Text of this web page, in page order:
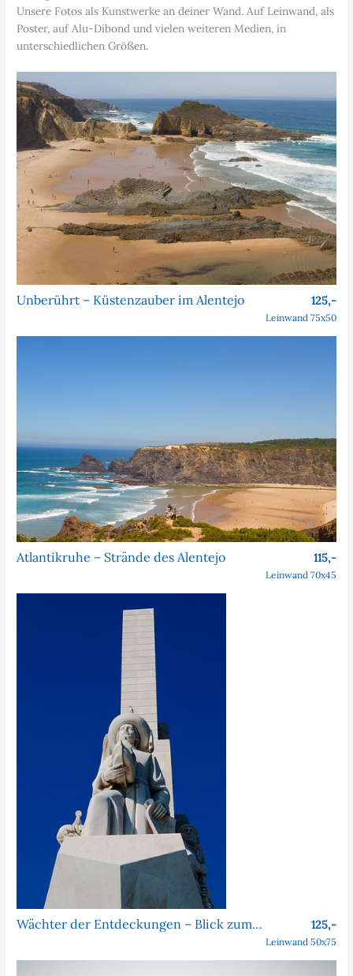
Unsere Fotos als Kunstwerke an deiner Wand. Auf Leinwand, als
Poster, auf Alu-Dibond und vielen weiteren Medien, in
unterschiedlichen Größen.
Unberührt – Küstenzauber im Alentejo 125,-
Leinwand 75x50
Atlantikruhe – Strände des Alentejo 115,-
Leinwand 70x45
Wächter der Entdeckungen – Blick zum Himmel über Belém 125,-
Leinwand 50x75